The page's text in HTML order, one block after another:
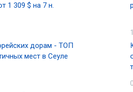
1 309 $ на 7 н.
дорам - ТОП
мест в Сеуле